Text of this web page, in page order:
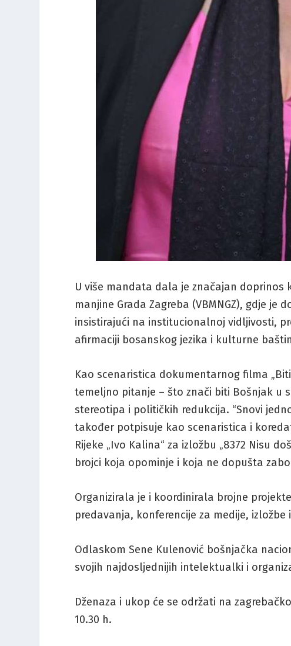
U više mandata dala je značajan doprinos
manjine Grada Zagreba (VBMNGZ), gdje
insistirajući na institucionalnoj vidljivosti,
afirmaciji bosanskog jezika i kulturne
Kao scenaristica dokumentarnog filma
temeljno pitanje – što znači biti Bošnjak u
stereotipa i političkih redukcija. “Snovi
također potpisuje kao scenaristica i
Rijeke „Ivo Kalina“ za izložbu „8372 Nisu
brojci koja opominje i koja ne dopušta
Organizirala je i koordinirala brojne
predavanja, konferencije za medije, izložbe
Odlaskom Sene Kulenović bošnjačka
svojih najdosljednijih intelektualki i
Dženaza i ukop će se održati na
10.30 h.